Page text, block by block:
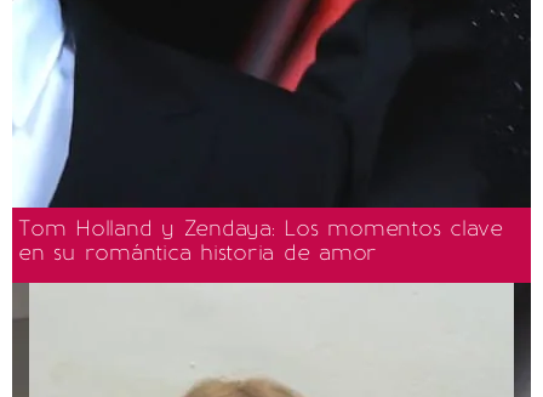
Tom Holland y Zendaya: Los momentos clave
en su romántica historia de amor